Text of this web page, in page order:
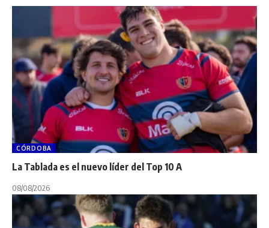
CÓRDOBA
La Tablada es el nuevo líder del Top 10 A
08/08/2026